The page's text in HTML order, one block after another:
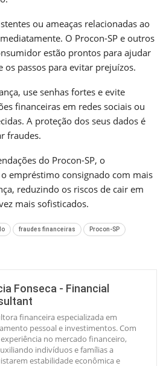
ou ameaças relacionadas ao
O Procon-SP e outros
estão prontos para ajudar
passos para evitar prejuízos.
use senhas fortes e evite
financeiras em redes sociais ou
A proteção dos seus dados é
fraudes.
do Procon-SP, o
empréstimo consignado com mais
reduzindo os riscos de cair em
mais sofisticados.
fraudes financeiras Procon-SP
Fonseca - Financial
financeira especializada em
pessoal e investimentos. Com
no mercado financeiro,
indivíduos e famílias a
estabilidade econômica e